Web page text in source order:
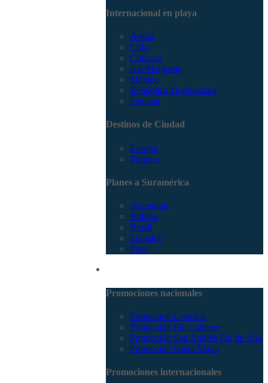
Internacional en playa
Aruba
Cuba
Curacao
Isla Margarita
México
República Dominicana
Panamá
Destinos de Ciudad
Europa
Turquía
Planes a Suramérica
Argentina
Bolivia
Brasil
Ecuador
Perú
Promociones nacionales
Promocion Coveñas
Promoción Eje Cafetero
Promoción San Andrés Fin de Año
Promoción Santa Marta
Promociones internacionales